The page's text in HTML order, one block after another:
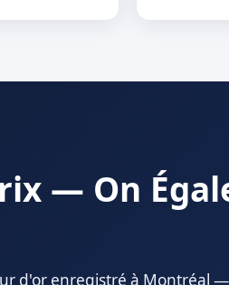
— On
d'or enregistré à Montréal